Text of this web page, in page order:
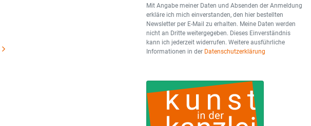
Mit Angabe meiner Daten und Absenden der Anmeldung
erkläre ich mich einverstanden, den hier bestellten
Newsletter per E-Mail zu erhalten. Meine Daten werden
nicht an Dritte weitergegeben. Dieses Einverständnis
kann ich jederzeit widerrufen. Weitere ausführliche
Informationen in der Datenschutzerklärung